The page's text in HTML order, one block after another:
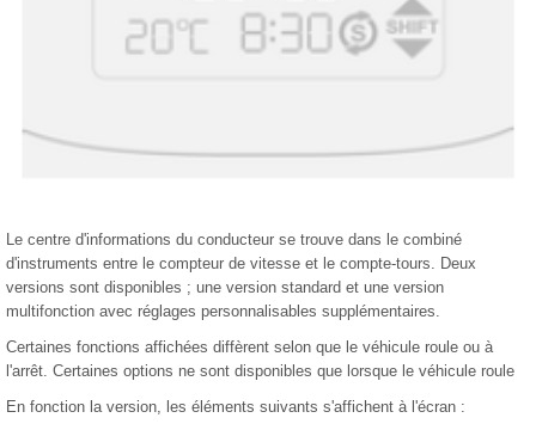
Le centre d'informations du conducteur se trouve dans le combiné
d'instruments entre le compteur de vitesse et le compte-tours. Deux
versions sont disponibles ; une version standard et une version
multifonction avec réglages personnalisables supplémentaires.
Certaines fonctions affichées diffèrent selon que le véhicule roule ou à
l'arrêt. Certaines options ne sont disponibles que lorsque le véhicule roule
En fonction la version, les éléments suivants s'affichent à l'écran :